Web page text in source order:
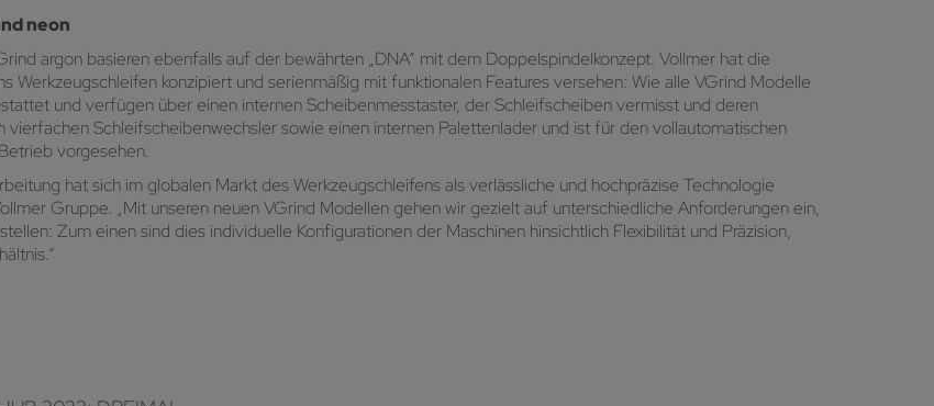
neon
argon basieren ebenfalls auf der bewährten „DNA“ mit dem Doppelspindelkonzept. Vollmer hat die
Werkzeugschleifen konzipiert und serienmäßig mit funktionalen Features versehen: Wie alle VGrind Modelle
und verfügen über einen internen Scheibenmesstaster, der Schleifscheiben vermisst und deren
Schleifscheibenwechsler sowie einen internen Palettenlader und ist für den vollautomatischen
vorgesehen.
hat sich im globalen Markt des Werkzeugschleifens als verlässliche und hochpräzise Technologie
Gruppe. „Mit unseren neuen VGrind Modellen gehen wir gezielt auf unterschiedliche Anforderungen ein,
Zum einen sind dies individuelle Konfigurationen der Maschinen hinsichtlich Flexibilität und Präzision,